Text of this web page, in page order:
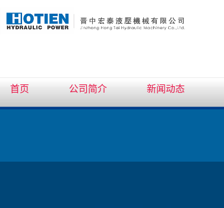
首页 公司简介 新闻动态